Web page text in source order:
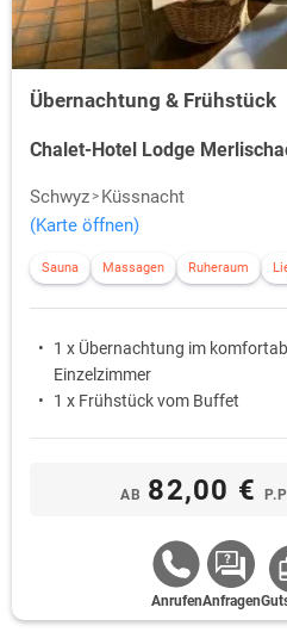
Übernachtung & Frühstück
Chalet-Hotel Lodge
Schwyz
Küssnacht
(Karte öffnen)
Sauna Massagen Ruheraum
1 x Übernachtung im
Einzelzimmer
1 x Frühstück vom Buffet
AB 82,00 €
AnrufenAnfragen